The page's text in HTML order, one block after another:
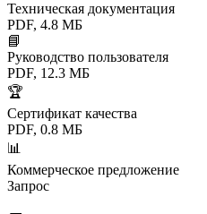
Техническая документация
PDF, 4.8 МБ
📘
Руководство пользователя
PDF, 12.3 МБ
🏆
Сертификат качества
PDF, 0.8 МБ
📊
Коммерческое предложение
Запрос